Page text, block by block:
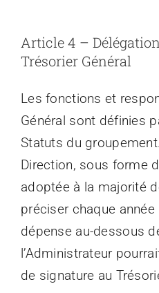
Article 4 –
Trésorier Général
Les fonctions et
Général sont définies
Statuts du
Direction, sous forme
adoptée à la majorité
préciser chaque
dépense au-dessous
l’Administrateur
de signature au